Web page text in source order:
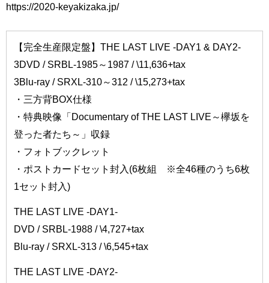
https://2020-keyakizaka.jp/
【完全生産限定盤】THE LAST LIVE -DAY1 & DAY2-
3DVD / SRBL-1985～1987 / \11,636+tax
3Blu-ray / SRXL-310～312 / \15,273+tax
・三方背BOX仕様
・特典映像「Documentary of THE LAST LIVE～欅坂を
登った者たち～」収録
・フォトブックレット
・ポストカードセット封入(6枚組 ※全46種のうち6枚
1セット封入)
THE LAST LIVE -DAY1-
DVD / SRBL-1988 / \4,727+tax
Blu-ray / SRXL-313 / \6,545+tax
THE LAST LIVE -DAY2-